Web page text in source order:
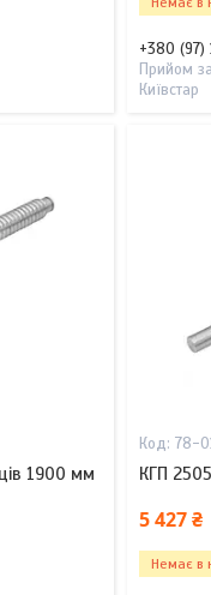
+380
Прийом
Київстар
1900 мм
78-
КГП
5 427 ₴
Немає в